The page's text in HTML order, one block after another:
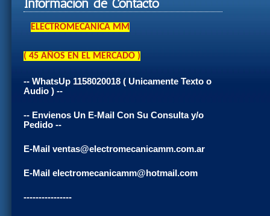
Información de Contacto
ELECTROMECANICA MM
( 45 AÑOS EN EL MERCADO )
-- WhatsUp 1158020018 ( Unicamente Texto o
Audio ) --
-- Envienos Un E-Mail Con Su Consulta y/o
Pedido --
E-Mail ventas@electromecanicamm.com.ar
E-Mail electromecanicamm@hotmail.com
----------------